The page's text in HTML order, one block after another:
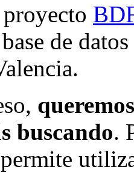
de
buscando.